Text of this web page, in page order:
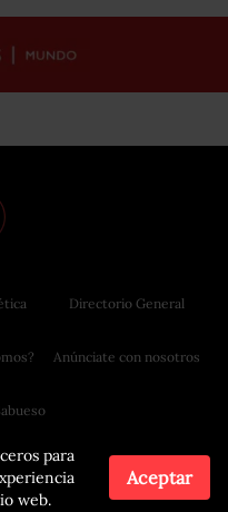
para
web.
Aceptar
Directorio General
Anúnciate con nosotros